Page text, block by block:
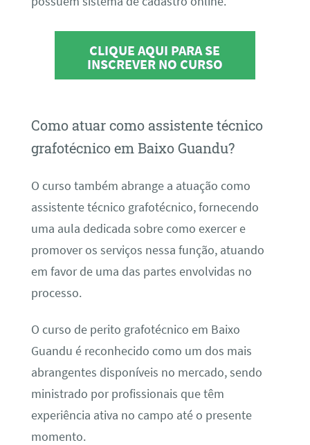
CLIQUE AQUI PARA SE
INSCREVER NO CURSO
Como atuar como assistente técnico
grafotécnico em Baixo Guandu?
O curso também abrange a atuação como
assistente técnico grafotécnico, fornecendo
uma aula dedicada sobre como exercer e
promover os serviços nessa função, atuando
em favor de uma das partes envolvidas no
processo.
O curso de perito grafotécnico em Baixo
Guandu é reconhecido como um dos mais
abrangentes disponíveis no mercado, sendo
ministrado por profissionais que têm
experiência ativa no campo até o presente
momento.